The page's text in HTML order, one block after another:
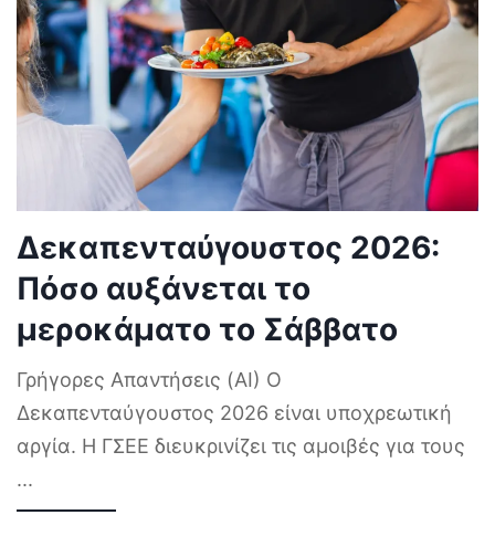
Δεκαπενταύγουστος 2026:
Πόσο αυξάνεται το
μεροκάματο το Σάββατο
Γρήγορες Απαντήσεις (AI) Ο
Δεκαπενταύγουστος 2026 είναι υποχρεωτική
αργία. Η ΓΣΕΕ διευκρινίζει τις αμοιβές για τους
...